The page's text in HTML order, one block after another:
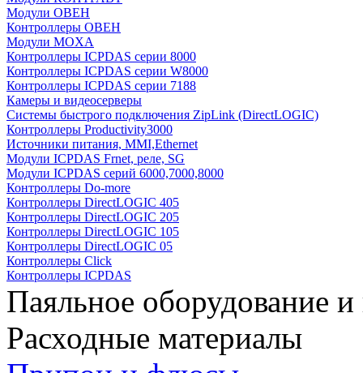
Модули ОВЕН
Контроллеры ОВЕН
Модули MOXA
Контроллеры ICPDAS серии 8000
Контроллеры ICPDAS серии W8000
Контроллеры ICPDAS серии 7188
Камеры и видеосерверы
Системы быстрого подключения ZipLink (DirectLOGIC)
Контроллеры Productivity3000
Источники питания, MMI,Ethernet
Модули ICPDAS Frnet, реле, SG
Модули ICPDAS серий 6000,7000,8000
Контроллеры Do-more
Контроллеры DirectLOGIC 405
Контроллеры DirectLOGIC 205
Контроллеры DirectLOGIC 105
Контроллеры DirectLOGIC 05
Контроллеры Click
Контроллеры ICPDAS
Паяльное оборудование
Расходные материалы